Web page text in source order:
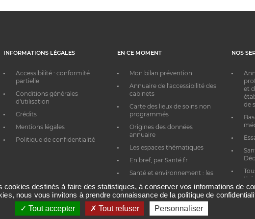
INFORMATIONS LÉGALES
Accessibilité : conformité
partielle
Conditions générales
d'utilisation
Crédits
Mentions légales
Politique de confidentialité
EN CE MOMENT
Mon bilan prévention
Annuaire de l'accessibilité des
cabinets
Carte des lieux de soins non
programmés
Origines des données
annuaire
Les espaces thématiques
En bref, par Santé.fr
Santé et environnement : les
NOS
et
de
cookies destinés à faire des statistiques, à conserver vos informations de
nous vous invitons à prendre connaissance de la politique de
Tout accepter
Tout refuser Personnaliser